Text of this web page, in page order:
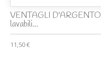
VENTAGLI D'ARGENTO
lavabili...
11,50 €